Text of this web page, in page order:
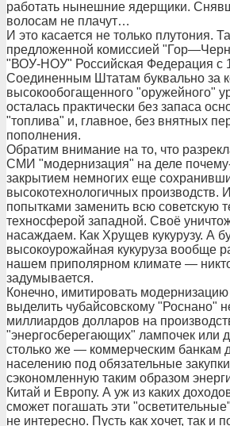
работать нынешние ядерщики.
волосам не плачут…
И это касается не только плутония.
предложенной комиссией
"ВОУ-НОУ" Российская Федерация с
Соединенным Штатам буквально за
высокообогащенного "оружейного"
осталась практически без запаса
"топлива" и, главное, без внятных
пополнения.
Обратим внимание на то, что
СМИ "модернизация" на деле
закрытием немногих еще
высокотехнологичных производств.
попытками заменить всю советскую
техносферой западной. Своё
насаждаем. Как Хрущев кукурузу. А
высокоурожайная кукуруза вообще
нашем приполярном климате —
задумывается.
Конечно, имитировать
выделить чубайсовскому "Роснано"
миллиардов долларов на
"энергосберегающих" лампочек или
столько же — коммерческим банкам
населению под обязательные
сэкономленную таким образом
Китай и Европу. А уж из каких
сможет погашать эти
не интересно. Пусть как хочет, так и